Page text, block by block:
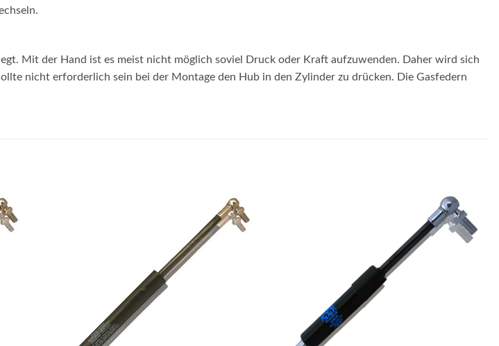
Mit der Hand ist es meist nicht möglich soviel Druck oder Kraft aufzuwenden. Daher wird sich
nicht erforderlich sein bei der Montage den Hub in den Zylinder zu drücken. Die Gasfedern